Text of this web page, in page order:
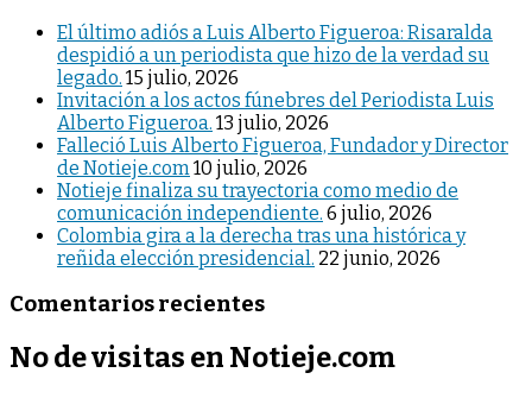
El último adiós a Luis Alberto Figueroa: Risaralda
despidió a un periodista que hizo de la verdad su
legado. 15 julio, 2026
Invitación a los actos fúnebres del Periodista Luis
Alberto Figueroa. 13 julio, 2026
Falleció Luis Alberto Figueroa, Fundador y Director
de Notieje.com 10 julio, 2026
Notieje finaliza su trayectoria como medio de
comunicación independiente. 6 julio, 2026
Colombia gira a la derecha tras una histórica y
reñida elección presidencial. 22 junio, 2026
Comentarios recientes
No de visitas en Notieje.com